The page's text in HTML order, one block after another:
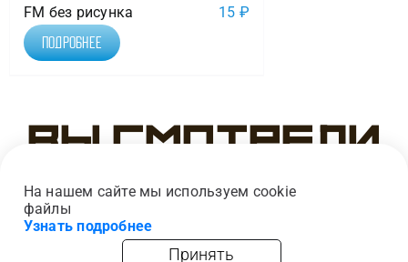
FM без рисунка 15 ₽
Подробнее
Вы смотрели
На нашем сайте мы используем cookie
файлы
Узнать подробнее
Принять